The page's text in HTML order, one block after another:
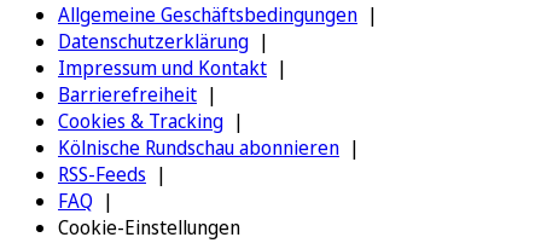
Allgemeine Geschäftsbedingungen
Datenschutzerklärung
Impressum und Kontakt
Barrierefreiheit
Cookies & Tracking
Kölnische Rundschau abonnieren
RSS-Feeds
FAQ
Cookie-Einstellungen